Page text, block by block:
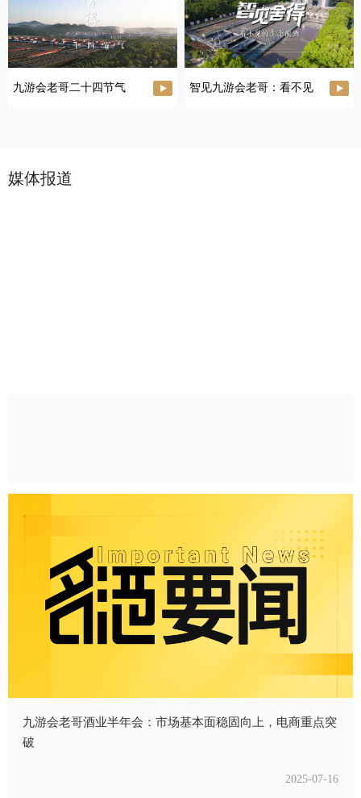
九游会老哥二十四节气 智见九游会老哥：看不见
媒体报道
九游会老哥酒业半年会：市场基本面稳固向上，电商重点突
破
2025-07-16